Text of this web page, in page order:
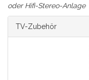
oder Hifi-Stereo-Anlage
TV-Zubehör